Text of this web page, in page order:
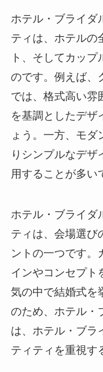
ホテル・ブライダ
ティは、ホテルの
ト、そしてカッ
のです。例えば、
では、格式高い雰
を基調としたデザ
ょう。一方、モダ
りシンプルなデ
用することが多い
ホテル・ブライダ
ティは、会場選び
ントの一つです。
インやコンセプト
気の中で結婚式を
のため、ホテル・
は、ホテル・ブラ
ティティを重視す